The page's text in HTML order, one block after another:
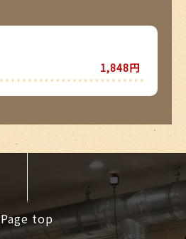
1,848円
Page top